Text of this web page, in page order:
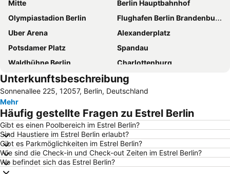
Mitte
Berlin Hauptbahnhof
Olympiastadion Berlin
Flughafen Berlin Brandenburg
Uber Arena
Alexanderplatz
Potsdamer Platz
Spandau
Waldbühne Berlin
Charlottenburg
Kurfürstendamm
Friedrichstadt-Palast
Köpenick
Charlottenburg-Wilmersdorf
Friedrichshain
Messegelände Berlin
Neukölln
Prenzlauer Berg
Kreuzberg
Ostbahnhof Berlin
Schöneberg
Brandenburger Tor
Bahnhof Zoologischer Garten Friedrichstraße
Unterkunftsbeschreibung
Sonnenallee 225, 12057, Berlin, Deutschland
Mehr
Häufig gestellte Fragen zu Estrel Berlin
Gibt es einen Poolbereich im Estrel Berlin?
Sind Haustiere im Estrel Berlin erlaubt?
Gibt es Parkmöglichkeiten im Estrel Berlin?
Wie sind die Check-in und Check-out Zeiten im Estrel Berlin?
Wo befindet sich das Estrel Berlin?